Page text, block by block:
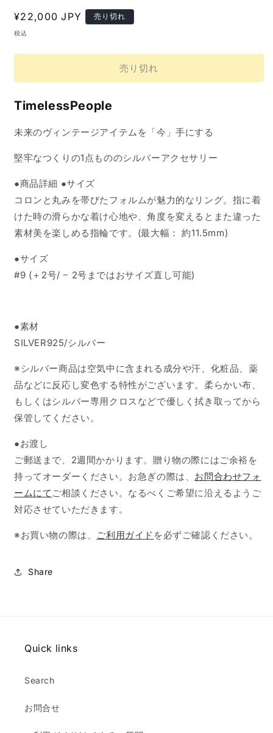
(1)
開
通
常
¥22,000 JPY 売り切れ
税込
売り切れ
TimelessPeople
未来のヴィンテージアイテムを「今」手にする
堅牢なつくりの1点もののシルバーアクセサリー
●商品詳細 ●サイズ
コロンと丸みを帯びたフォルムが魅力的なリング。指に着
けた時の滑らかな着け心地や、角度を変えるとまた違った
素材美を楽しめる指輪です。(最大幅： 約11.5mm)
●サイズ
#9 (＋2号/ − 2号 まではおサイズ直し可能)
●素材
SILVER925/シルバー
※シルバー商品は空気中に含まれる成分や汗、化粧品、薬
品などに反応し変色する特性がございます。柔らかい布、
もしくはシルバー専用クロスなどで優しく拭き取ってから
保管してください。
●お渡し
ご郵送まで、2週間かかります。贈り物の際にはご余裕を
持ってオーダーください。お急ぎの際は、 お問合わせフォ
ームにて ご相談ください。なるべくご希望に沿えるようご
対応させていただきます。
※お買い物の際は、 ご利用ガイド を必ずご確認ください。
Share
Quick links
Search
お問合せ